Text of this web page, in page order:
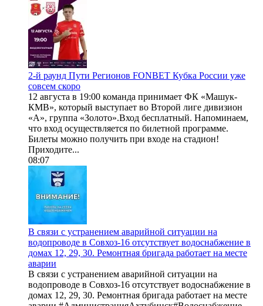
2-й раунд Пути Регионов FONBET Кубка России уже
совсем скоро
12 августа в 19:00 команда принимает ФК «Машук-
КМВ», который выступает во Второй лиге дивизион
«А», группа «Золото».Вход бесплатный. Напоминаем,
что вход осуществляется по билетной программе.
Билеты можно получить при входе на стадион!
Приходите...
08:07
В связи с устранением аварийной ситуации на
водопроводе в Совхоз-16 отсутствует водоснабжение в
домах 12, 29, 30. Ремонтная бригада работает на месте
аварии
В связи с устранением аварийной ситуации на
водопроводе в Совхоз-16 отсутствует водоснабжение в
домах 12, 29, 30. Ремонтная бригада работает на месте